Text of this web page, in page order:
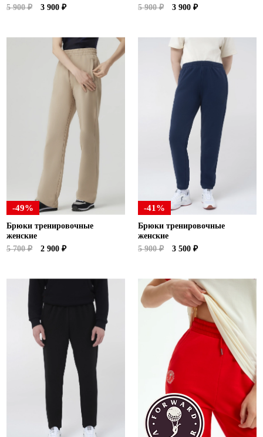
5 900 ₽
3 900 ₽
5 900 ₽
3 900 ₽
-49%
Брюки тренировочные
женские
5 700 ₽
2 900 ₽
-41%
Брюки тренировочные
женские
5 900 ₽
3 500 ₽